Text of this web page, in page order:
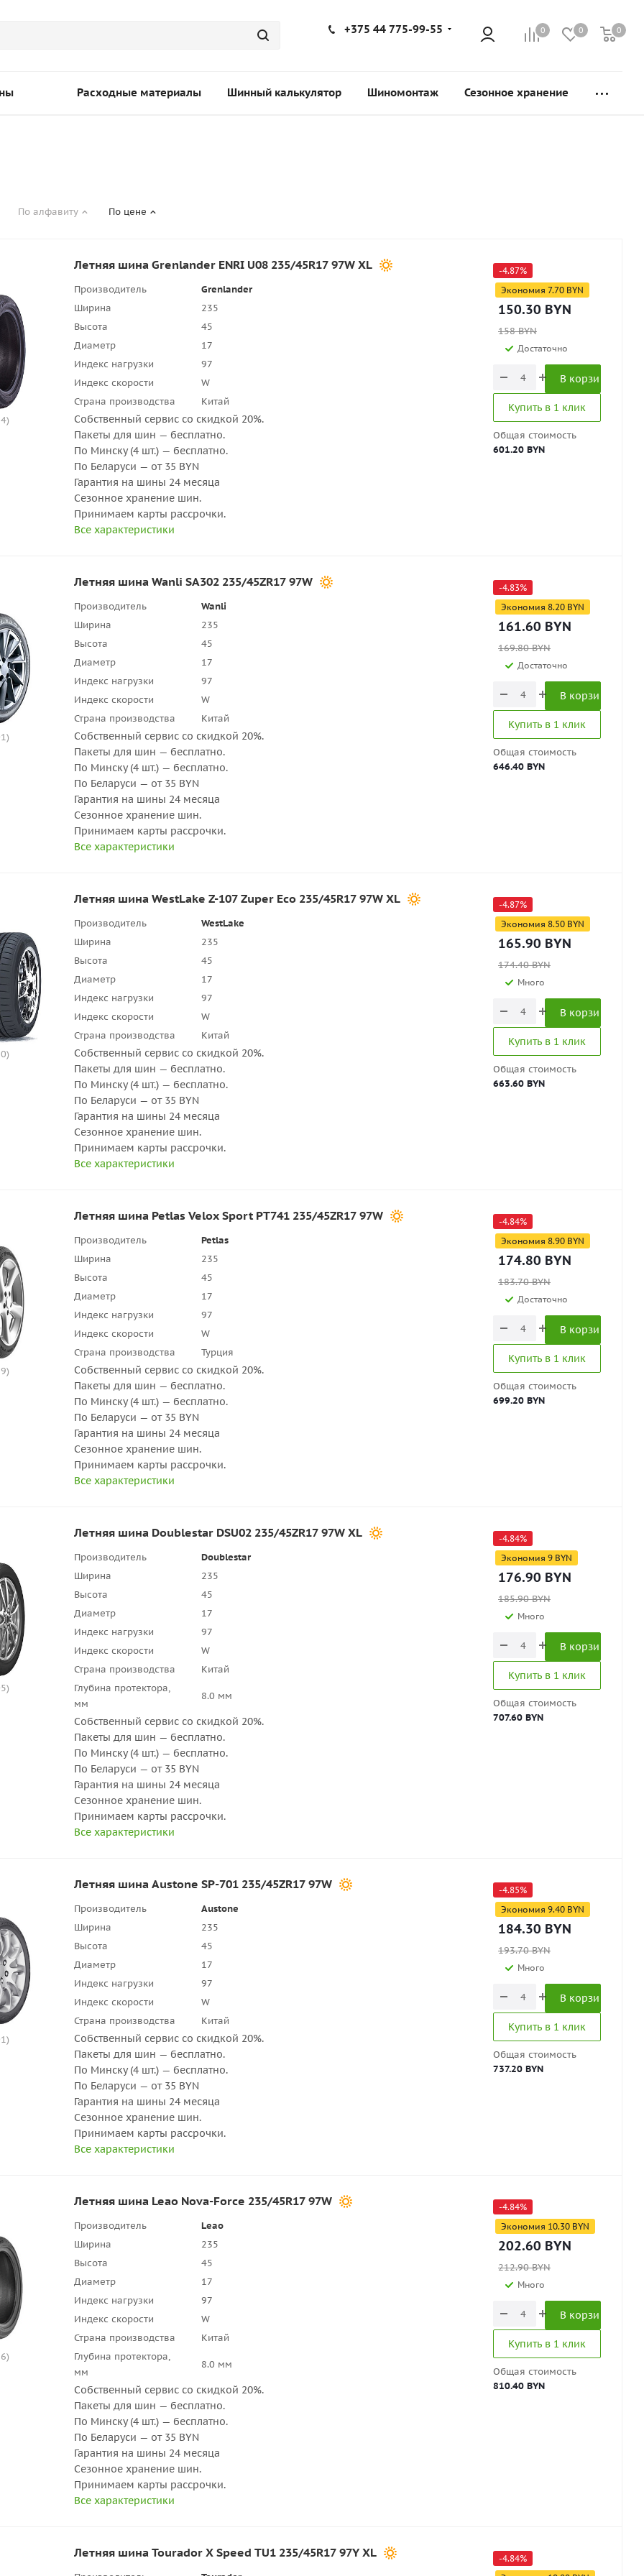
0 0 0
+375 44 775-99-55
Расходные материалы Шинный калькулятор Шиномонтаж Сезонное хранение
По алфавиту По цене
Летняя шина Grenlander ENRI U08 235/45R17 97W XL
Производитель
Grenlander
Ширина
235
Высота
45
Диаметр
17
Индекс нагрузки
97
Индекс скорости
W
Страна производства
Китай
Собственный сервис со скидкой 20%.
Пакеты для шин — бесплатно.
По Минску (4 шт.) — бесплатно.
По Беларуси — от 35 BYN
Гарантия на шины 24 месяца
Сезонное хранение шин.
Принимаем карты рассрочки.
Все характеристики
-4.87%
Экономия 7.70 BYN
150.30 BYN
158BYN
Достаточно
В корзину
Купить в 1 клик
Общая стоимость
601.20 BYN
Летняя шина Wanli SA302 235/45ZR17 97W
Производитель
Wanli
Ширина
235
Высота
45
Диаметр
17
Индекс нагрузки
97
Индекс скорости
W
Страна производства
Китай
Собственный сервис со скидкой 20%.
Пакеты для шин — бесплатно.
По Минску (4 шт.) — бесплатно.
По Беларуси — от 35 BYN
Гарантия на шины 24 месяца
Сезонное хранение шин.
Принимаем карты рассрочки.
Все характеристики
-4.83%
Экономия 8.20 BYN
161.60 BYN
169.80BYN
Достаточно
В корзину
Купить в 1 клик
Общая стоимость
646.40 BYN
Летняя шина WestLake Z-107 Zuper Eco 235/45R17 97W XL
Производитель
WestLake
Ширина
235
Высота
45
Диаметр
17
Индекс нагрузки
97
Индекс скорости
W
Страна производства
Китай
Собственный сервис со скидкой 20%.
Пакеты для шин — бесплатно.
По Минску (4 шт.) — бесплатно.
По Беларуси — от 35 BYN
Гарантия на шины 24 месяца
Сезонное хранение шин.
Принимаем карты рассрочки.
Все характеристики
-4.87%
Экономия 8.50 BYN
165.90 BYN
174.40BYN
Много
В корзину
Купить в 1 клик
Общая стоимость
663.60 BYN
Летняя шина Petlas Velox Sport PT741 235/45ZR17 97W
Производитель
Petlas
Ширина
235
Высота
45
Диаметр
17
Индекс нагрузки
97
Индекс скорости
W
Страна производства
Турция
Собственный сервис со скидкой 20%.
Пакеты для шин — бесплатно.
По Минску (4 шт.) — бесплатно.
По Беларуси — от 35 BYN
Гарантия на шины 24 месяца
Сезонное хранение шин.
Принимаем карты рассрочки.
Все характеристики
-4.84%
Экономия 8.90 BYN
174.80 BYN
183.70BYN
Достаточно
В корзину
Купить в 1 клик
Общая стоимость
699.20 BYN
Летняя шина Doublestar DSU02 235/45ZR17 97W XL
Производитель
Doublestar
Ширина
235
Высота
45
Диаметр
17
Индекс нагрузки
97
Индекс скорости
W
Страна производства
Китай
Глубина протектора,
мм
8.0 мм
Собственный сервис со скидкой 20%.
Пакеты для шин — бесплатно.
По Минску (4 шт.) — бесплатно.
По Беларуси — от 35 BYN
Гарантия на шины 24 месяца
Сезонное хранение шин.
Принимаем карты рассрочки.
Все характеристики
-4.84%
Экономия 9 BYN
176.90 BYN
185.90BYN
Много
В корзину
Купить в 1 клик
Общая стоимость
707.60 BYN
Летняя шина Austone SP-701 235/45ZR17 97W
Производитель
Austone
Ширина
235
Высота
45
Диаметр
17
Индекс нагрузки
97
Индекс скорости
W
Страна производства
Китай
Собственный сервис со скидкой 20%.
Пакеты для шин — бесплатно.
По Минску (4 шт.) — бесплатно.
По Беларуси — от 35 BYN
Гарантия на шины 24 месяца
Сезонное хранение шин.
Принимаем карты рассрочки.
Все характеристики
-4.85%
Экономия 9.40 BYN
184.30 BYN
193.70BYN
Много
В корзину
Купить в 1 клик
Общая стоимость
737.20 BYN
Летняя шина Leao Nova-Force 235/45R17 97W
Производитель
Leao
Ширина
235
Высота
45
Диаметр
17
Индекс нагрузки
97
Индекс скорости
W
Страна производства
Китай
Глубина протектора,
мм
8.0 мм
Собственный сервис со скидкой 20%.
Пакеты для шин — бесплатно.
По Минску (4 шт.) — бесплатно.
По Беларуси — от 35 BYN
Гарантия на шины 24 месяца
Сезонное хранение шин.
Принимаем карты рассрочки.
Все характеристики
-4.84%
Экономия 10.30 BYN
202.60 BYN
212.90BYN
Много
В корзину
Купить в 1 клик
Общая стоимость
810.40 BYN
Летняя шина Tourador X Speed TU1 235/45R17 97Y XL -4.84%